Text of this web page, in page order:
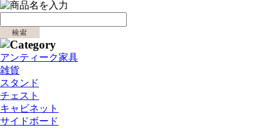
アンティーク家具
雑貨
スタンド
チェスト
キャビネット
サイドボード